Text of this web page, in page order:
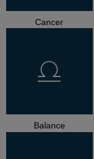
Cancer
Balance